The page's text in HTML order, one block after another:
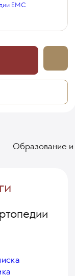
EMC
Образование